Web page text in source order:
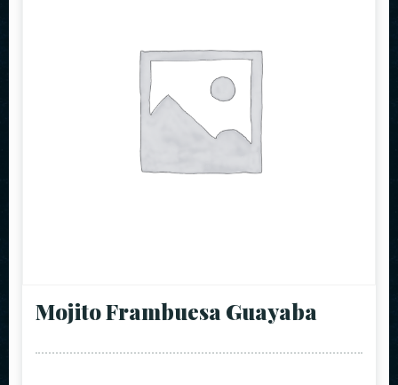
Mojito Frambuesa Guayaba